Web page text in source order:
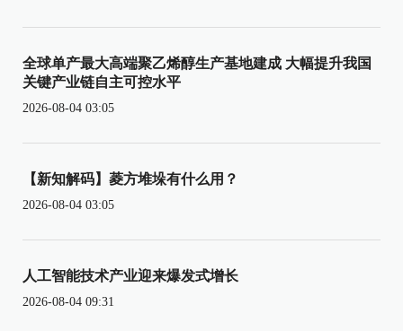
全球单产最大高端聚乙烯醇生产基地建成 大幅提升我国
关键产业链自主可控水平
2026-08-04 03:05
【新知解码】菱方堆垛有什么用？
2026-08-04 03:05
人工智能技术产业迎来爆发式增长
2026-08-04 09:31